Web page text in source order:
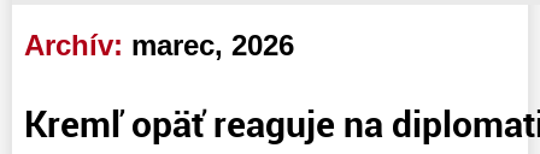
Archív: marec, 2026
Kremľ opäť reaguje na